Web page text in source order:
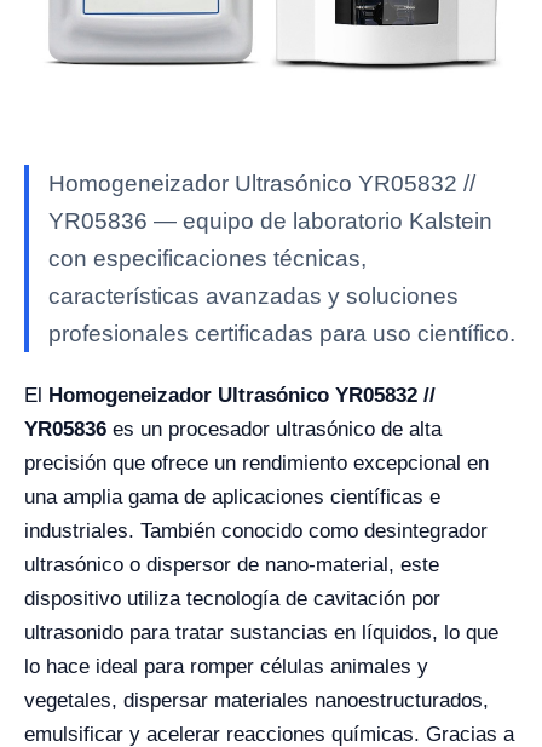
Homogeneizador Ultrasónico YR05832 //
YR05836 — equipo de laboratorio Kalstein
con especificaciones técnicas,
características avanzadas y soluciones
profesionales certificadas para uso científico.
El Homogeneizador Ultrasónico YR05832 //
YR05836 es un procesador ultrasónico de alta
precisión que ofrece un rendimiento excepcional en
una amplia gama de aplicaciones científicas e
industriales. También conocido como desintegrador
ultrasónico o dispersor de nano-material, este
dispositivo utiliza tecnología de cavitación por
ultrasonido para tratar sustancias en líquidos, lo que
lo hace ideal para romper células animales y
vegetales, dispersar materiales nanoestructurados,
emulsificar y acelerar reacciones químicas. Gracias a